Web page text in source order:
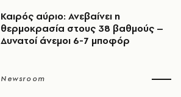
Καιρός αύριο: Ανεβαίνει η
θερμοκρασία στους 38 βαθμούς –
Δυνατοί άνεμοι 6-7 μποφόρ
Newsroom